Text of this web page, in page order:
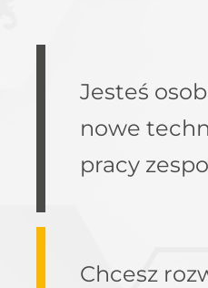
Jesteś
nowe
pracy
Chcesz